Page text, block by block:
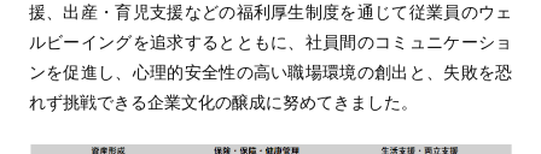
援、出産・育児支援などの福利厚生制度を通じて従業員のウェ
ルビーイングを追求するとともに、社員間のコミュニケーショ
ンを促進し、心理的安全性の高い職場環境の創出と、失敗を恐
れず挑戦できる企業文化の醸成に努めてきました。